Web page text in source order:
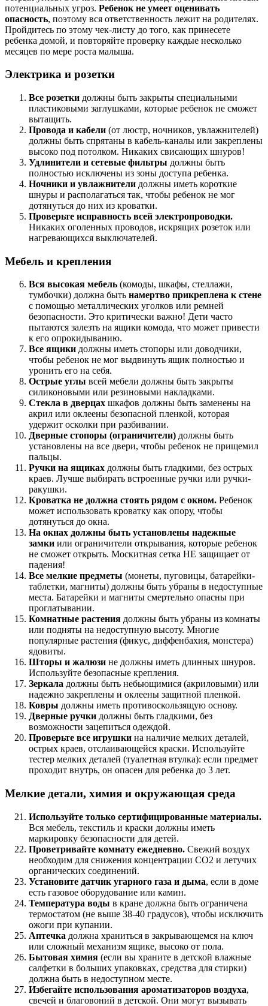
потенциальных угроз. Ребенок не умеет оценивать
опасность, поэтому вся ответственность лежит на родителях.
Пройдитесь по этому чек-листу до того, как принесете
ребенка домой, и повторяйте проверку каждые несколько
месяцев по мере роста малыша.
Электрика и розетки
Все розетки должны быть закрыты специальными
пластиковыми заглушками, которые ребенок не сможет
вытащить.
Провода и кабели (от люстр, ночников, увлажнителей)
должны быть спрятаны в кабель-каналы или закреплены
высоко под потолком. Никаких свисающих шнуров!
Удлинители и сетевые фильтры должны быть
полностью исключены из зоны доступа ребенка.
Ночники и увлажнители должны иметь короткие
шнуры и располагаться так, чтобы ребенок не мог
дотянуться до них из кроватки.
Проверьте исправность всей электропроводки.
Никаких оголенных проводов, искрящих розеток или
нагревающихся выключателей.
Мебель и крепления
Вся высокая мебель (комоды, шкафы, стеллажи,
тумбочки) должна быть намертво прикреплена к стене
с помощью металлических уголков или ремней
безопасности. Это критически важно! Дети часто
пытаются залезть на ящики комода, что может привести
к его опрокидыванию.
Все ящики должны иметь стопоры или доводчики,
чтобы ребенок не мог выдвинуть ящик полностью и
уронить его на себя.
Острые углы всей мебели должны быть закрыты
силиконовыми или резиновыми накладками.
Стекла в дверцах шкафов должны быть заменены на
акрил или оклеены безопасной пленкой, которая
удержит осколки при разбивании.
Дверные стопоры (ограничители) должны быть
установлены на все двери, чтобы ребенок не прищемил
пальцы.
Ручки на ящиках должны быть гладкими, без острых
краев. Лучше выбирать встроенные ручки или ручки-
ракушки.
Кроватка не должна стоять рядом с окном. Ребенок
может использовать кроватку как опору, чтобы
дотянуться до окна.
На окнах должны быть установлены надежные
замки или ограничители открывания, которые ребенок
не сможет открыть. Москитная сетка НЕ защищает от
падения!
Все мелкие предметы (монеты, пуговицы, батарейки-
таблетки, магниты) должны быть убраны в недоступные
места. Батарейки и магниты смертельно опасны при
проглатывании.
Комнатные растения должны быть убраны из комнаты
или подняты на недоступную высоту. Многие
популярные растения (фикус, диффенбахия, монстера)
ядовиты.
Шторы и жалюзи не должны иметь длинных шнуров.
Используйте безопасные крепления.
Зеркала должны быть небьющимися (акриловыми) или
надежно закреплены и оклеены защитной пленкой.
Ковры должны иметь противоскользящую основу.
Дверные ручки должны быть гладкими, без
возможности зацепиться одеждой.
Проверьте все игрушки на наличие мелких деталей,
острых краев, отслаивающейся краски. Используйте
тестер мелких деталей (туалетная втулка): если предмет
проходит внутрь, он опасен для ребенка до 3 лет.
Мелкие детали, химия и окружающая среда
Используйте только сертифицированные материалы.
Вся мебель, текстиль и краски должны иметь
маркировку безопасности для детей.
Проветривайте комнату ежедневно. Свежий воздух
необходим для снижения концентрации CO2 и летучих
органических соединений.
Установите датчик угарного газа и дыма, если в доме
есть газовое оборудование или камин.
Температура воды в кране должна быть ограничена
термостатом (не выше 38-40 градусов), чтобы исключить
ожоги при купании.
Аптечка должна храниться в закрывающемся на ключ
или сложный механизм ящике, высоко от пола.
Бытовая химия (если вы храните в детской влажные
салфетки в больших упаковках, средства для стирки)
должна быть в недоступном месте.
Избегайте использования ароматизаторов воздуха,
свечей и благовоний в детской. Они могут вызывать